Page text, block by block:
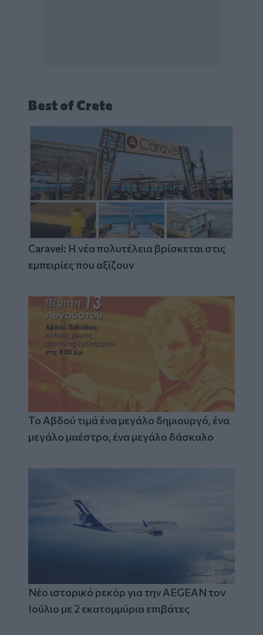
Best of Crete
Caravel: Η νέα πολυτέλεια βρίσκεται στις
εμπειρίες που αξίζουν
Το Αβδού τιμά ένα μεγάλο δημιουργό, ένα
μεγάλο μαέστρο, ένα μεγάλο δάσκαλο
Νέο ιστορικό ρεκόρ για την AEGEAN τον
Ιούλιο με 2 εκατομμύρια επιβάτες